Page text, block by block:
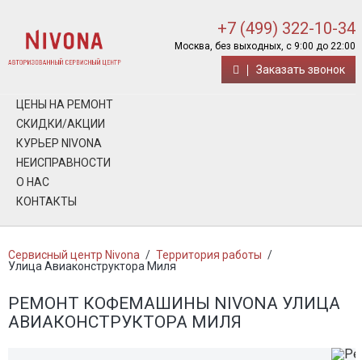
+7 (499) 322-10-34
Москва, без выходных, с 9:00 до 22:00
Заказать звонок
ЦЕНЫ НА РЕМОНТ
СКИДКИ/АКЦИИ
КУРЬЕР NIVONA
НЕИСПРАВНОСТИ
О НАС
КОНТАКТЫ
Сервисный центр Nivona / Территория работы /
Улица Авиаконструктора Миля
РЕМОНТ КОФЕМАШИНЫ NIVONA УЛИЦА
АВИАКОНСТРУКТОРА МИЛЯ